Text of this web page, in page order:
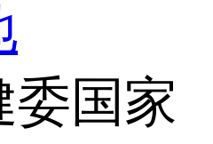
委国家